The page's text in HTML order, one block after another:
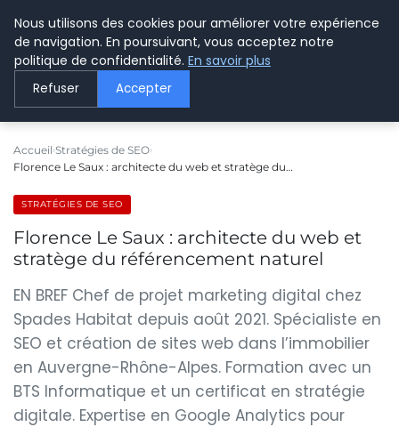
LE WEBMARKETING
Accueil Stratégies de SEO
Florence Le Saux : architecte du web et stratège du…
STRATÉGIES DE SEO
Florence Le Saux : architecte du web et
stratège du référencement naturel
EN BREF Chef de projet marketing digital chez
Spades Habitat depuis août 2021. Spécialiste en
SEO et création de sites web dans l’immobilier
en Auvergne-Rhône-Alpes. Formation avec un
BTS Informatique et un certificat en stratégie
digitale. Expertise en Google Analytics pour
Nous utilisons des cookies pour améliorer votre expérience
de navigation. En poursuivant, vous acceptez notre
politique de confidentialité. En savoir plus
Refuser Accepter